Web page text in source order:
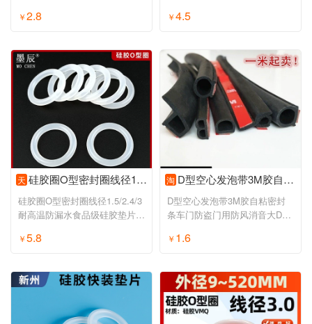
￥2.8 ￥4.5
天 硅胶圈O型密封圈线径1.5/2.4/3耐高温防漏水食品级硅胶垫片密封件
硅胶圈O型密封圈线径1.5/2.4/3
耐高温防漏水食品级硅胶垫片密
￥5.8
淘 D型空心发泡带3M胶自粘密封条车门防盗门用防风消音大D型带防水槽
D型空心发泡带3M胶自粘密封
条车门防盗门用防风消音大D型
￥ 1.6